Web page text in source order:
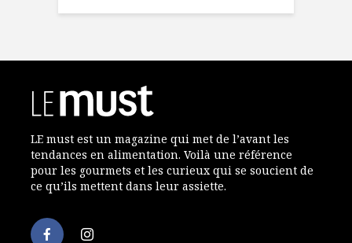
LE must est un magazine qui met de l’avant les
tendances en alimentation. Voilà une référence
pour les gourmets et les curieux qui se soucient de
ce qu’ils mettent dans leur assiette.